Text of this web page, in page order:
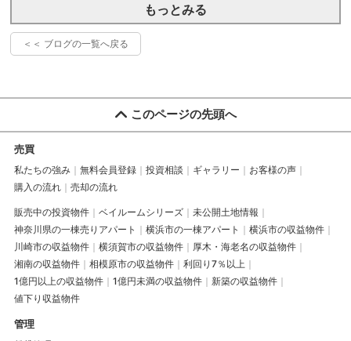
もっとみる
＜＜ ブログの一覧へ戻る
このページの先頭へ
売買
私たちの強み 無料会員登録 投資相談 ギャラリー
お客様の声
購入の流れ
売却の流れ
販売中の投資物件 ベイルームシリーズ
未公開土地情報
神奈川県の一棟売りアパート
横浜市の一棟アパート
横浜市の収益物件
川崎市の収益物件
横須賀市の収益物件
厚木・海老名の収益物件
湘南の収益物件
相模原市の収益物件
利回り7％以上
1億円以上の収益物件
1億円未満の収益物件
新築の収益物件
値下り収益物件
管理